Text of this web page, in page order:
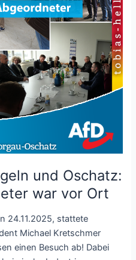
und Oschatz:
war vor Ort
24.11.2025, stattete
Michael Kretschmer
einen Besuch ab! Dabei